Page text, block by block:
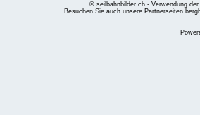
© seilbahnbilder.ch - Verwendung
Besuchen Sie auch unsere Partnerseiten